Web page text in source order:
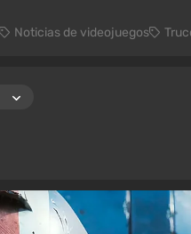
Noticias de videojuegos